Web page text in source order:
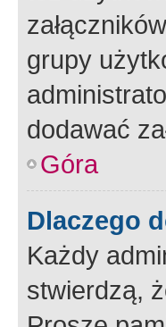
grupy
dodawać
Góra
Dlaczego
Każdy
stwierdzą,